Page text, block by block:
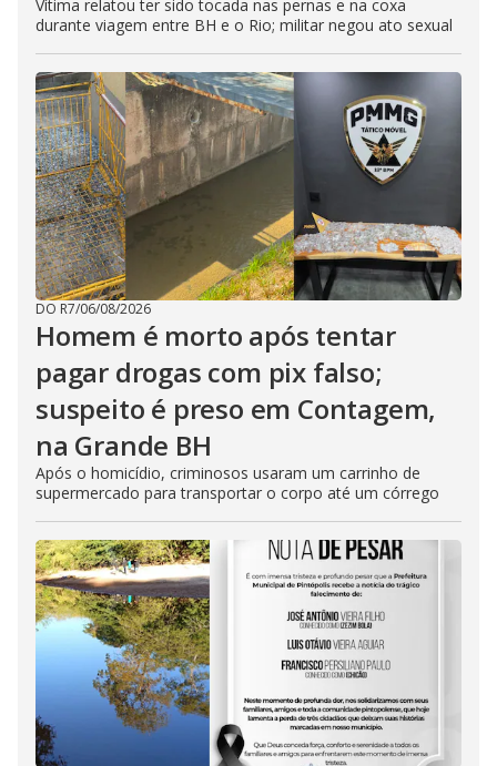
Vítima relatou ter sido tocada nas pernas e na coxa
durante viagem entre BH e o Rio; militar negou ato sexual
DO R7/06/08/2026
Homem é morto após tentar
pagar drogas com pix falso;
suspeito é preso em Contagem,
na Grande BH
Após o homicídio, criminosos usaram um carrinho de
supermercado para transportar o corpo até um córrego